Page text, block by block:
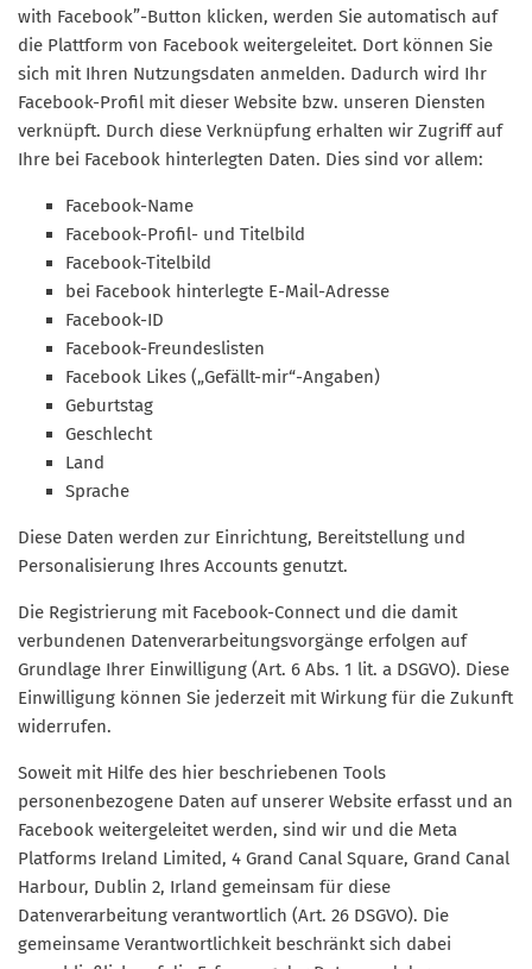
with Facebook”-Button klicken, werden Sie automatisch auf
die Plattform von Facebook weitergeleitet. Dort können Sie
sich mit Ihren Nutzungsdaten anmelden. Dadurch wird Ihr
Facebook-Profil mit dieser Website bzw. unseren Diensten
verknüpft. Durch diese Verknüpfung erhalten wir Zugriff auf
Ihre bei Facebook hinterlegten Daten. Dies sind vor allem:
Facebook-Name
Facebook-Profil- und Titelbild
Facebook-Titelbild
bei Facebook hinterlegte E-Mail-Adresse
Facebook-ID
Facebook-Freundeslisten
Facebook Likes („Gefällt-mir“-Angaben)
Geburtstag
Geschlecht
Land
Sprache
Diese Daten werden zur Einrichtung, Bereitstellung und
Personalisierung Ihres Accounts genutzt.
Die Registrierung mit Facebook-Connect und die damit
verbundenen Datenverarbeitungsvorgänge erfolgen auf
Grundlage Ihrer Einwilligung (Art. 6 Abs. 1 lit. a DSGVO). Diese
Einwilligung können Sie jederzeit mit Wirkung für die Zukunft
widerrufen.
Soweit mit Hilfe des hier beschriebenen Tools
personenbezogene Daten auf unserer Website erfasst und an
Facebook weitergeleitet werden, sind wir und die Meta
Platforms Ireland Limited, 4 Grand Canal Square, Grand Canal
Harbour, Dublin 2, Irland gemeinsam für diese
Datenverarbeitung verantwortlich (Art. 26 DSGVO). Die
gemeinsame Verantwortlichkeit beschränkt sich dabei